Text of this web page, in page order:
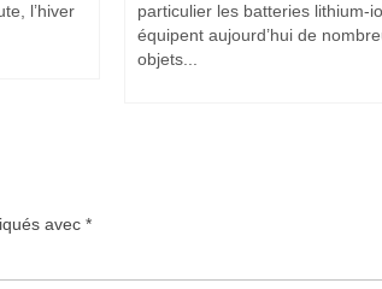
l’hiver
particulier les batteries lithium-
équipent aujourd’hui de
objets...
avec *